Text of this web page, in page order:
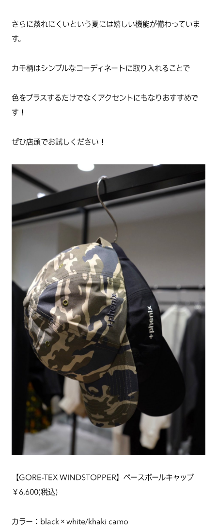
さらに蒸れにくいという夏には嬉しい機能が備わっていま
す。
カモ柄はシンプルなコーディネートに取り入れることで
色をプラスするだけでなくアクセントにもなりおすすめで
す！
ぜひ店頭でお試しください！
【GORE-TEX WINDSTOPPER】ベースボールキャップ
￥6,600(税込)
カラー：black×white/khaki camo